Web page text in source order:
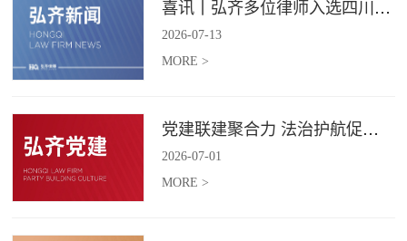
喜讯丨弘齐多位律师入选四川省破产管理人协会工作委员会委员
2026-07-13
MORE >
党建联建聚合力 法治护航促振兴 | 弘齐律所党支部与龙星村党委联合开展庆 “七一” 主题党日活动
2026-07-01
MORE >